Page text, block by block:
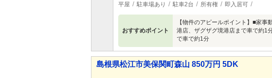
平屋 駐車場あり 駐車2台 所有権 即入居可
おすすめポイント
【物件のアピールポイント】■家
港店、ザグザグ境港店まで車で約1
で車で約1分
島根県松江市美保関町森山 850万円 5DK